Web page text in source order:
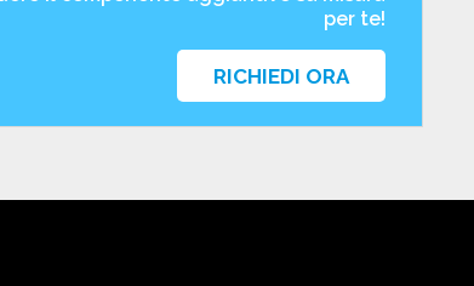
per te!
RICHIEDI ORA